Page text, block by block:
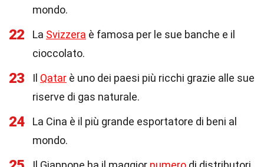
mondo.
22 La Svizzera è famosa per le sue banche e il
cioccolato.
23 Il Qatar è uno dei paesi più ricchi grazie alle sue
riserve di gas naturale.
24
La Cina è il più grande esportatore di beni al
mondo.